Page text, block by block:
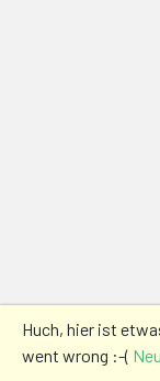
Huch, hier ist
went wrong :-(